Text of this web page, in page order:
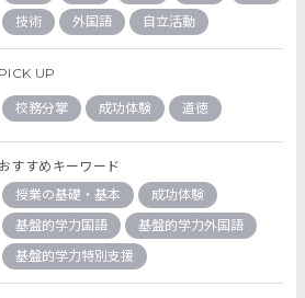
技術
外国語 自立活動
PICK UP
校務分掌 成功体験 道徳
おすすめキーワード
授業の基礎・基本
成功体験
基盤的学力国語
基盤的学力外国語
基盤的学力特別支援